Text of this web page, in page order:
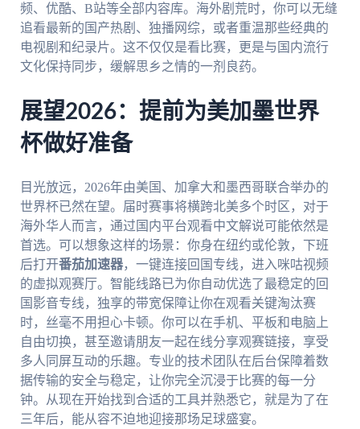
频、优酷、B站等全部内容库。海外剧荒时，你可以无缝
追看最新的国产热剧、独播网综，或者重温那些经典的
电视剧和纪录片。这不仅仅是看比赛，更是与国内流行
文化保持同步，缓解思乡之情的一剂良药。
展望2026：提前为美加墨世界
杯做好准备
目光放远，2026年由美国、加拿大和墨西哥联合举办的
世界杯已然在望。届时赛事将横跨北美多个时区，对于
海外华人而言，通过国内平台观看中文解说可能依然是
首选。可以想象这样的场景：你身在纽约或伦敦，下班
后打开番茄加速器，一键连接回国专线，进入咪咕视频
的虚拟观赛厅。智能线路已为你自动优选了最稳定的回
国影音专线，独享的带宽保障让你在观看关键淘汰赛
时，丝毫不用担心卡顿。你可以在手机、平板和电脑上
自由切换，甚至邀请朋友一起在线分享观赛链接，享受
多人同屏互动的乐趣。专业的技术团队在后台保障着数
据传输的安全与稳定，让你完全沉浸于比赛的每一分
钟。从现在开始找到合适的工具并熟悉它，就是为了在
三年后，能从容不迫地迎接那场足球盛宴。